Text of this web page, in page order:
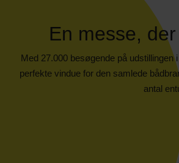
En messe,
Med 27.000 besøgende på
perfekte vindue for den samlede
antal